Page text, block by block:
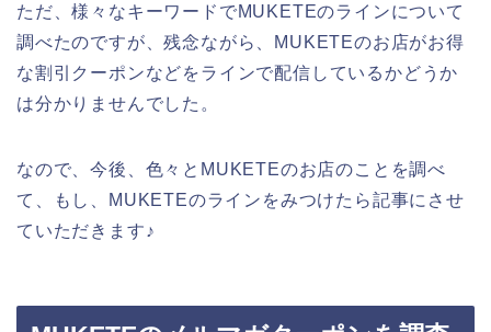
ただ、様々なキーワードでMUKETEのラインについて
調べたのですが、残念ながら、MUKETEのお店がお得
な割引クーポンなどをラインで配信しているかどうか
は分かりませんでした。
なので、今後、色々とMUKETEのお店のことを調べ
て、もし、MUKETEのラインをみつけたら記事にさせ
ていただきます♪